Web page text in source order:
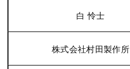
白 怜士
株式会社村田製作所